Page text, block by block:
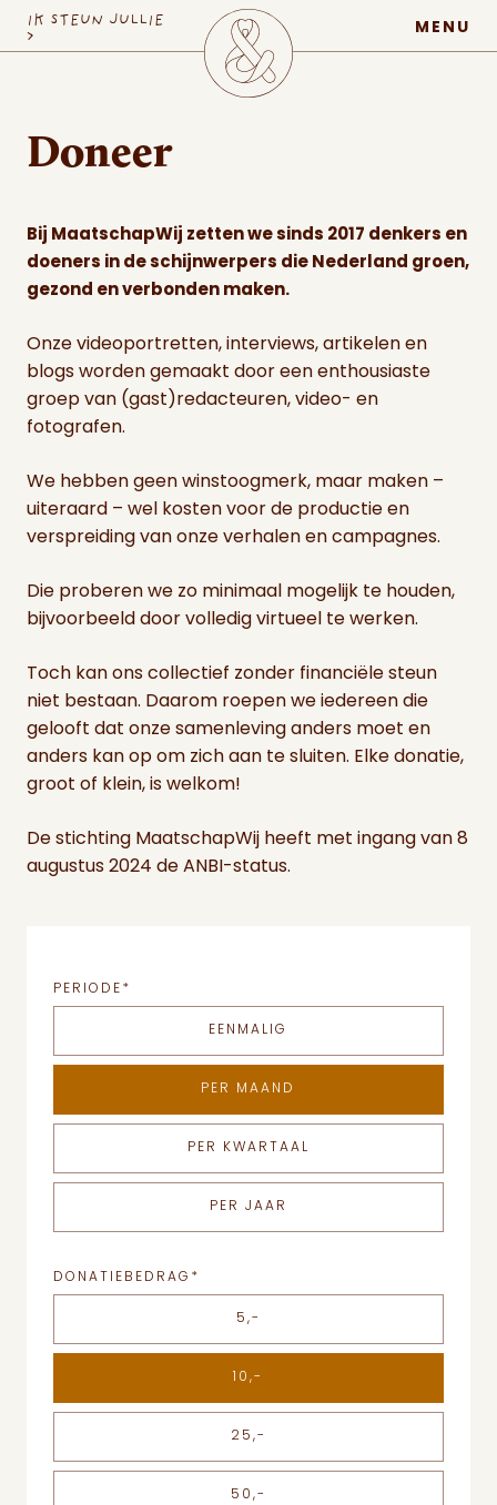
MaatschapWij
MENU
IK STEUN JULLIE
>
Doneer
Bij MaatschapWij zetten we sinds 2017 denkers en
doeners in de schijnwerpers die Nederland groen,
gezond en verbonden maken.
Onze videoportretten, interviews, artikelen en
blogs worden gemaakt door een enthousiaste
groep van (gast)redacteuren, video- en
fotografen.
We hebben geen winstoogmerk, maar maken –
uiteraard – wel kosten voor de productie en
verspreiding van onze verhalen en campagnes.
Die proberen we zo minimaal mogelijk te houden,
bijvoorbeeld door volledig virtueel te werken.
Toch kan ons collectief zonder financiële steun
niet bestaan. Daarom roepen we iedereen die
gelooft dat onze samenleving anders moet en
anders kan op om zich aan te sluiten. Elke donatie,
groot of klein, is welkom!
De stichting MaatschapWij heeft met ingang van 8
augustus 2024 de ANBI-status.
PERIODE *
EENMALIG
PER MAAND
PER KWARTAAL
PER JAAR
DONATIEBEDRAG *
5,-
10,-
25,-
50,-